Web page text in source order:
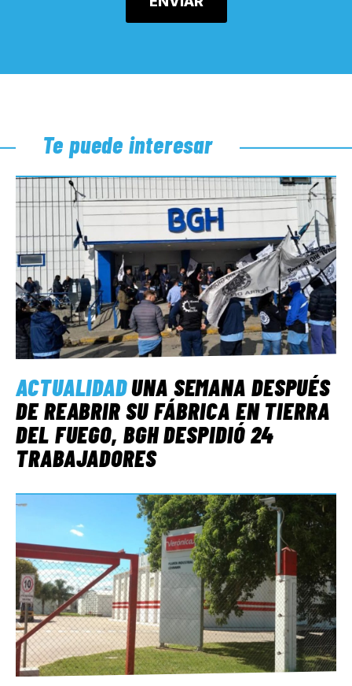
Te puede interesar
ACTUALIDADUNA SEMANA DESPUÉS
DE REABRIR SU FÁBRICA EN TIERRA
DEL FUEGO, BGH DESPIDIÓ 24
TRABAJADORES